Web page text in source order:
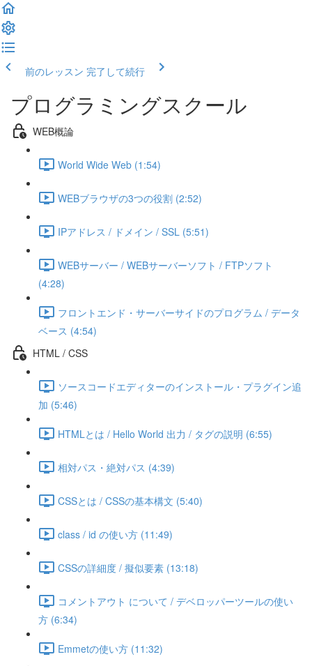
前のレッスン 完了して続行
プログラミングスクール
WEB概論
World Wide Web (1:54)
WEBブラウザの3つの役割 (2:52)
IPアドレス / ドメイン / SSL (5:51)
WEBサーバー / WEBサーバーソフト / FTPソフト
(4:28)
フロントエンド・サーバーサイドのプログラム / データ
ベース (4:54)
HTML / CSS
ソースコードエディターのインストール・プラグイン追
加 (5:46)
HTMLとは / Hello World 出力 / タグの説明 (6:55)
相対パス・絶対パス (4:39)
CSSとは / CSSの基本構文 (5:40)
class / id の使い方 (11:49)
CSSの詳細度 / 擬似要素 (13:18)
コメントアウト について / デベロッパーツールの使い
方 (6:34)
Emmetの使い方 (11:32)